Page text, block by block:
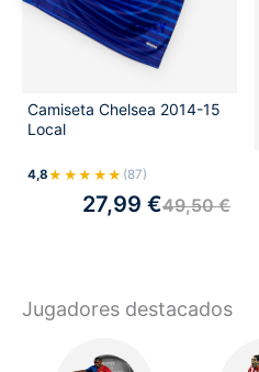
Camiseta Chelsea 2014-15
Local
4,8★★★★★ (87)
49,50€
27,99 €
Jugadores destacados